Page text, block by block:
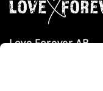
Love Forever AB